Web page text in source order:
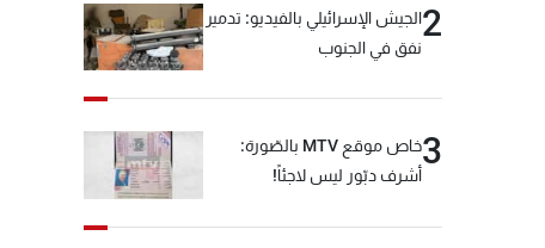
2الجيش الإسرائيلي بالفيديو: تدمير
نفق في الجنوب
3
خاص موقع MTV بالصّورة:
أشرف دبّور ليس لاجئاً!